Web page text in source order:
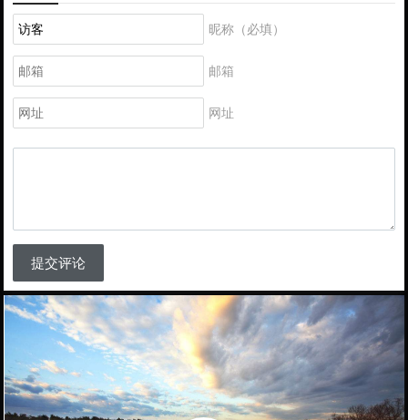
昵称（必填）
邮箱
网址
提交评论